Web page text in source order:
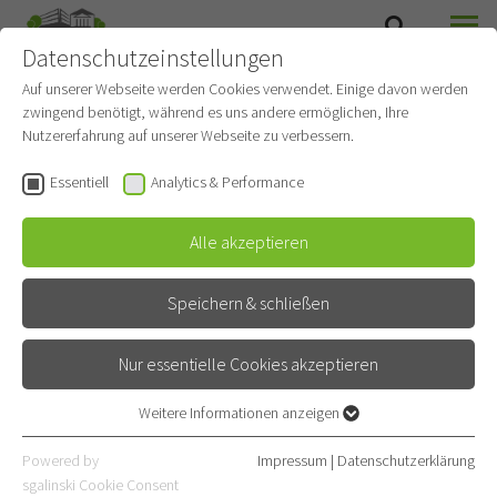
Zentrum für
Schlafmedizin
Gehört zuPneumologie und Beatmungsmedizin
Röntgenstraße 1
69126 Heidelberg
06221 396-3170
06221 396-3172
Datenschutzeinstellungen
Auf unserer Webseite werden Cookies verwendet. Einige davon werden
zwingend benötigt, während es uns andere ermöglichen, Ihre
Nutzererfahrung auf unserer Webseite zu verbessern.
Essentiell Analytics & Performance
Alle akzeptieren
Speichern & schließen
Nur essentielle Cookies akzeptieren
Essentielle Cookies werden für grundlegende Funktionen der
Webseite benötigt. Dadurch ist gewährleistet, dass die Webseite
Weitere Informationen anzeigen
Powered by
sgalinski Cookie Consent
Impressum | Datenschutzerklärung